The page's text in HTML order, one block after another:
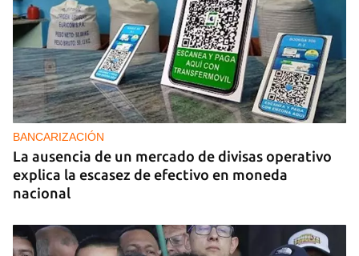
BANCARIZACIÓN
La ausencia de un mercado de divisas operativo
explica la escasez de efectivo en moneda
nacional